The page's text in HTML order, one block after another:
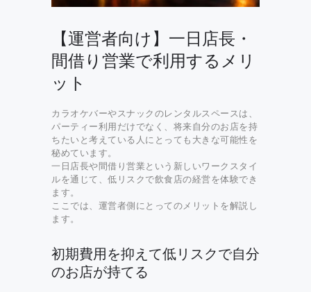
【運営者向け】一日店長・
間借り営業で利用するメリ
ット
カラオケバーやスナックのレンタルスペースは、
パーティー利用だけでなく、将来自分のお店を持
ちたいと考えている人にとっても大きな可能性を
秘めています。
一日店長や間借り営業という新しいワークスタイ
ルを通じて、低リスクで飲食店の経営を体験でき
ます。
ここでは、運営者側にとってのメリットを解説し
ます。
初期費用を抑えて低リスクで自分
のお店が持てる